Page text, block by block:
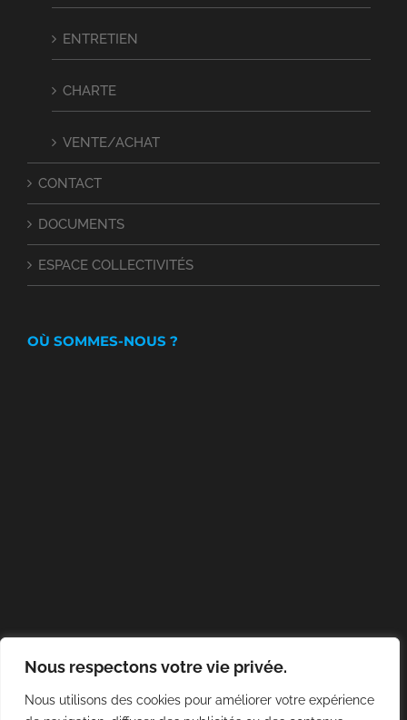
Nous respectons votre vie privée.
Nous utilisons des cookies pour améliorer votre expérience
ENTRETIEN
CHARTE
VENTE/ACHAT
CONTACT
DOCUMENTS
ESPACE COLLECTIVITÉS
OÙ SOMMES-NOUS ?